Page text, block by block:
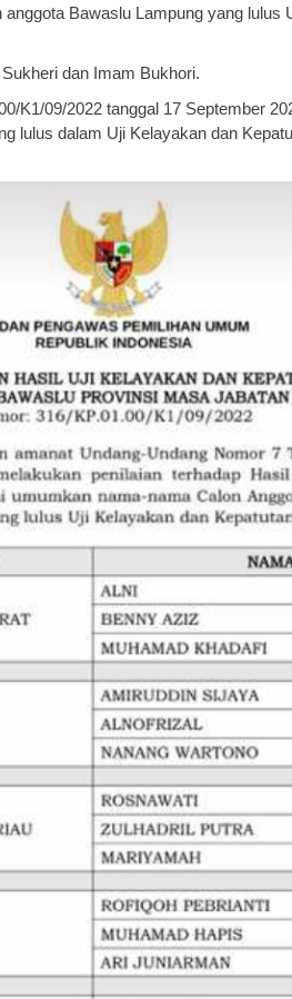
Bawaslu Lampung yang lulus
dan Imam Bukhori.
K1/09/2022 tanggal 17 September
lulus dalam Uji Kelayakan dan